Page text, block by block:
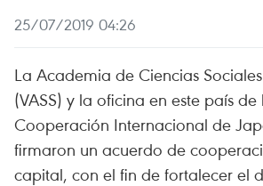
25/07/2019 04:26
La Academia de Ciencias
(VASS) y la oficina en este país
Cooperación Internacional de
firmaron un acuerdo de
capital, con el fin de fortalecer el